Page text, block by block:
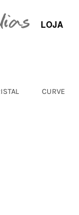
LOJA
CURVE